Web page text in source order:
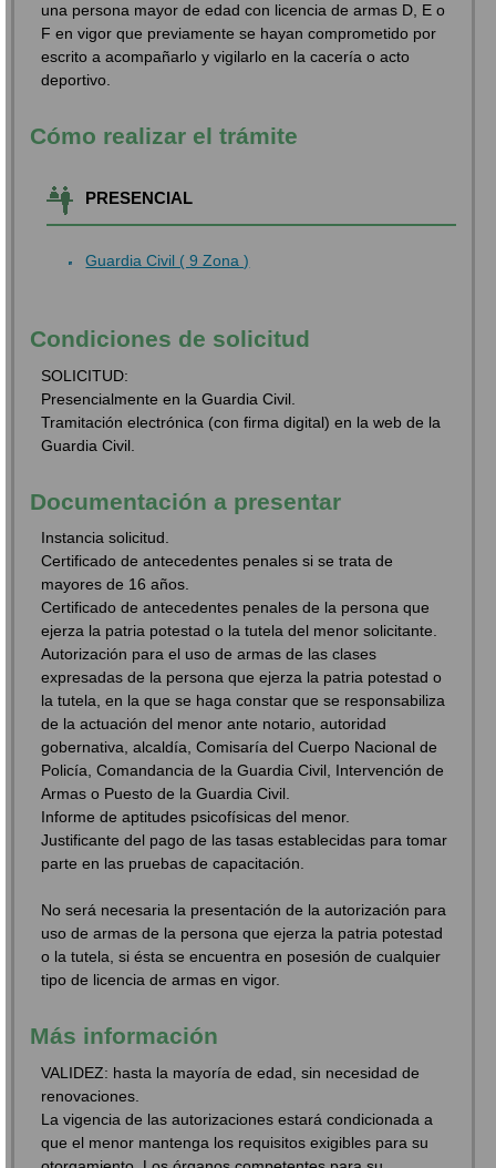
una persona mayor de edad con licencia de armas D, E o
F en vigor que previamente se hayan comprometido por
escrito a acompañarlo y vigilarlo en la cacería o acto
deportivo.
Cómo realizar el trámite
PRESENCIAL
Guardia Civil ( 9 Zona )
Condiciones de solicitud
SOLICITUD:
Presencialmente en la Guardia Civil.
Tramitación electrónica (con firma digital) en la web de la
Guardia Civil.
Documentación a presentar
Instancia solicitud.
Certificado de antecedentes penales si se trata de
mayores de 16 años.
Certificado de antecedentes penales de la persona que
ejerza la patria potestad o la tutela del menor solicitante.
Autorización para el uso de armas de las clases
expresadas de la persona que ejerza la patria potestad o
la tutela, en la que se haga constar que se responsabiliza
de la actuación del menor ante notario, autoridad
gobernativa, alcaldía, Comisaría del Cuerpo Nacional de
Policía, Comandancia de la Guardia Civil, Intervención de
Armas o Puesto de la Guardia Civil.
Informe de aptitudes psicofísicas del menor.
Justificante del pago de las tasas establecidas para tomar
parte en las pruebas de capacitación.
No será necesaria la presentación de la autorización para
uso de armas de la persona que ejerza la patria potestad
o la tutela, si ésta se encuentra en posesión de cualquier
tipo de licencia de armas en vigor.
Más información
VALIDEZ: hasta la mayoría de edad, sin necesidad de
renovaciones.
La vigencia de las autorizaciones estará condicionada a
que el menor mantenga los requisitos exigibles para su